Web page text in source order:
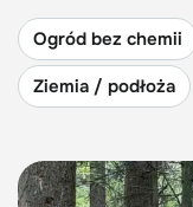
Ogród bez chemii
Ziemia / podłoża